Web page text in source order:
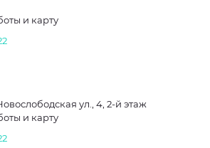
и карту
ул., 4, 2-й этаж
и карту